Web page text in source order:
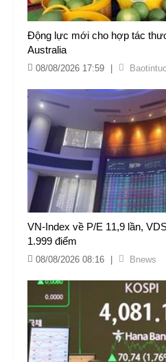
Động lực mới cho hợp tác
Australia
08/08/2026 17:59
VN-Index về P/E 11,9 lần,
1.999 điểm
08/08/2026 08:16 Bnews